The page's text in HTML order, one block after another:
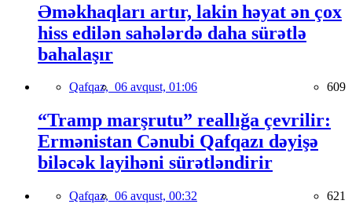
Əməkhaqları artır, lakin həyat ən çox
hiss edilən sahələrdə daha sürətlə
bahalaşır
Qafqaz, 06 avqust, 01:06 609
“Tramp marşrutu” reallığa çevrilir:
Ermənistan Cənubi Qafqazı dəyişə
biləcək layihəni sürətləndirir
Qafqaz, 06 avqust, 00:32 621